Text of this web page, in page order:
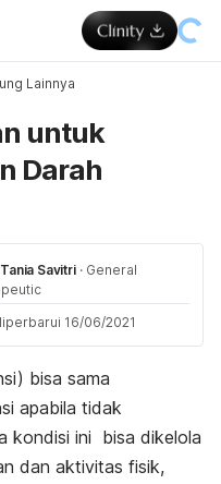
Lainnya
untuk
Darah
Savitri · General
16/06/2021
bisa sama
apabila tidak
kondisi ini bisa dikelola
dan aktivitas fisik,